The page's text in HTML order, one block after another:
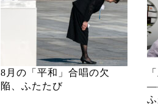
8月の「平和」合唱の欠
陥、ふたたび